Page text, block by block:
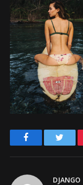
Facebook
DJANGO